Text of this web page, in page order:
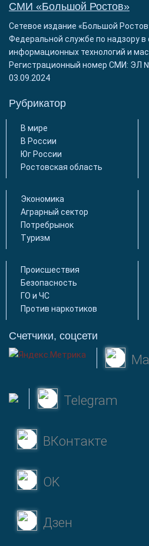
СМИ «Большой Ростов»
Сетевое издание «Большой
Федеральной службе по надзору в
информационных технологий и
Регистрационный номер СМИ: ЭЛ
03.09.2024
Рубрикатор
В мире
В России
Юг России
Ростовская область
Экономика
Аграрный сектор
Потребрынок
Туризм
Происшествия
Безопасность
ГО и ЧС
Против наркотиков
Счетчики, соцсети
Telegram
ВКонтакте
OK
Дзен